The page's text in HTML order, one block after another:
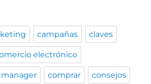
campañas claves
electrónico
comprar consejos